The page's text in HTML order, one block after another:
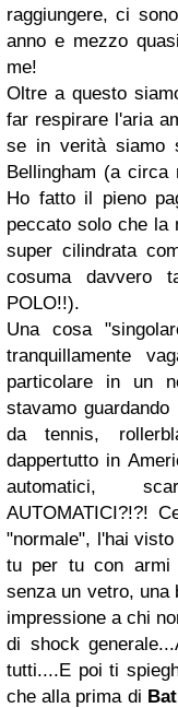
raggiungere, ci
anno e mezzo
me!
Oltre a questo
far respirare l'aria
se in verità siamo
Bellingham (a
Ho fatto il pieno
peccato solo che la
super cilindrata
cosuma davvero
POLO!!).
Una cosa
tranquillamente
particolare in un
stavamo
da tennis,
dappertutto in
automatici,
AUTOMATICI?!?!
"normale", l'hai
tu per tu con armi
senza un vetro, una
impressione a chi
di shock
tutti....E poi ti
che alla prima di